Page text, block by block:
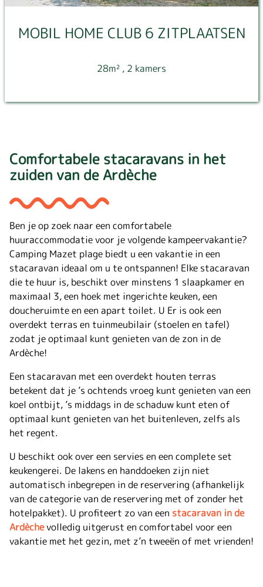
MOBIL HOME CLUB 6 ZITPLAATSEN
28m² , 2 kamers
Comfortabele stacaravans in het
zuiden van de Ardèche
Ben je op zoek naar een comfortabele
huuraccommodatie voor je volgende kampeervakantie?
Camping Mazet plage biedt u een vakantie in een
stacaravan ideaal om u te ontspannen! Elke stacaravan
die te huur is, beschikt over minstens 1 slaapkamer en
maximaal 3, een hoek met ingerichte keuken, een
doucheruimte en een apart toilet. U Er is ook een
overdekt terras en tuinmeubilair (stoelen en tafel)
zodat je optimaal kunt genieten van de zon in de
Ardèche!
Een stacaravan met een overdekt houten terras
betekent dat je ’s ochtends vroeg kunt genieten van een
koel ontbijt, ’s middags in de schaduw kunt eten of
optimaal kunt genieten van het buitenleven, zelfs als
het regent.
U beschikt ook over een servies en een complete set
keukengerei. De lakens en handdoeken zijn niet
automatisch inbegrepen in de reservering (afhankelijk
van de categorie van de reservering met of zonder het
hotelpakket). U profiteert zo van een stacaravan in de
Ardèchevolledig uitgerust en comfortabel voor een
vakantie met het gezin, met z’n tweeën of met vrienden!